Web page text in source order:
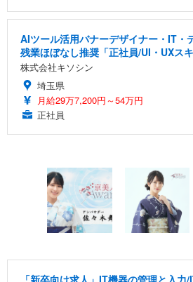
AIツール活用バナーデザイナー・IT・
残業ほぼなし推奨「正社員/UI・UXスキ
株式会社キソシン
埼玉県
月給29万7,200円～54万円
正社員
「新卒向け求人」IT機器の管理と入